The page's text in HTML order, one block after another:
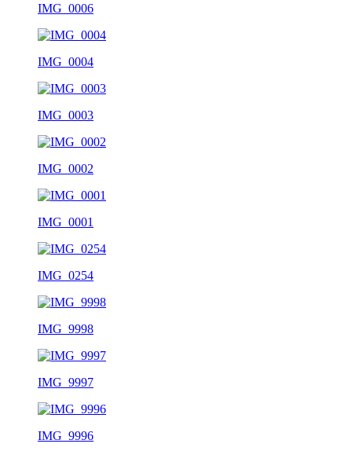
IMG_0006
IMG_0004
IMG_0003
IMG_0002
IMG_0001
IMG_0254
IMG_9998
IMG_9997
IMG_9996